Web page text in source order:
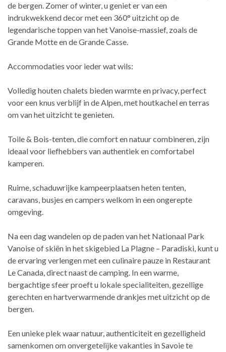
de bergen. Zomer of winter, u geniet er van een
indrukwekkend decor met een 360° uitzicht op de
legendarische toppen van het Vanoise-massief, zoals de
Grande Motte en de Grande Casse.
Accommodaties voor ieder wat wils:
Volledig houten chalets bieden warmte en privacy, perfect
voor een knus verblijf in de Alpen, met houtkachel en terras
om van het uitzicht te genieten.
Toile & Bois-tenten, die comfort en natuur combineren, zijn
ideaal voor liefhebbers van authentiek en comfortabel
kamperen.
Ruime, schaduwrijke kampeerplaatsen heten tenten,
caravans, busjes en campers welkom in een ongerepte
omgeving.
Na een dag wandelen op de paden van het Nationaal Park
Vanoise of skiën in het skigebied La Plagne – Paradiski, kunt u
de ervaring verlengen met een culinaire pauze in Restaurant
Le Canada, direct naast de camping. In een warme,
bergachtige sfeer proeft u lokale specialiteiten, gezellige
gerechten en hartverwarmende drankjes met uitzicht op de
bergen.
Een unieke plek waar natuur, authenticiteit en gezelligheid
samenkomen om onvergetelijke vakanties in Savoie te